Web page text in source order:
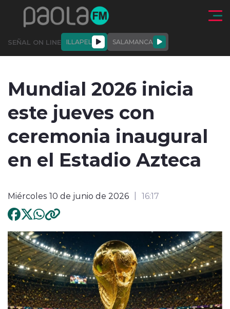
Click acá para ir directamente al contenido
SEÑAL ON LINE ILLAPEL SALAMANCA
ACTUALIDAD ENTREVISTAS
modo claro
Mundial 2026 inicia
este jueves con
ceremonia inaugural
en el Estadio Azteca
Miércoles 10 de junio de 2026 16:17